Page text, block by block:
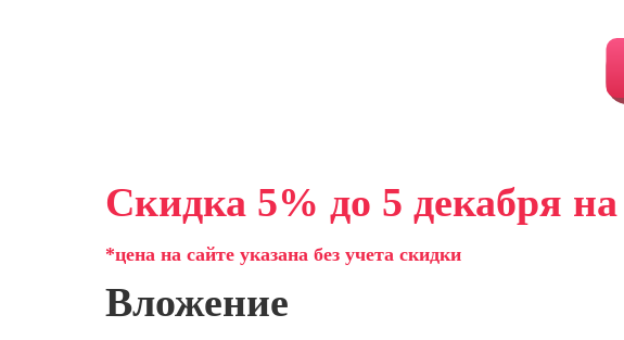
Скидка 5% до 5 декабря
*цена на сайте указана без учета скидки
Вложение